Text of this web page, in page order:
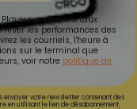
analyse le taux
les performances des
les courriels, l'heure à
sur le terminal que
voir notre politique de
envoyer votre newsletter contenant des
en utilisant le lien de désabonnement